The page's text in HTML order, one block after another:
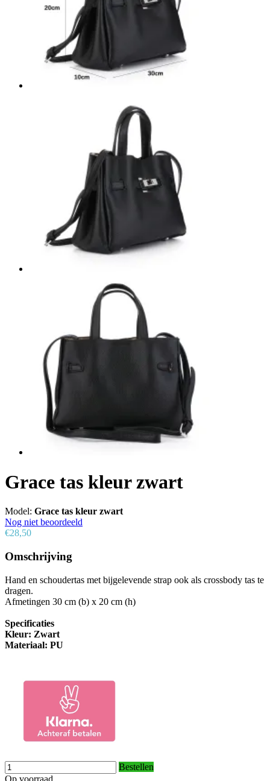
Grace tas kleur zwart
Model: Grace tas kleur zwart
Nog niet beoordeeld
€28,50
Omschrijving
Hand en schoudertas met bijgelevende strap ook als crossbody tas te
dragen.
Afmetingen 30 cm (b) x 20 cm (h)
Specificaties
Kleur: Zwart
Materiaal: PU
Bestellen